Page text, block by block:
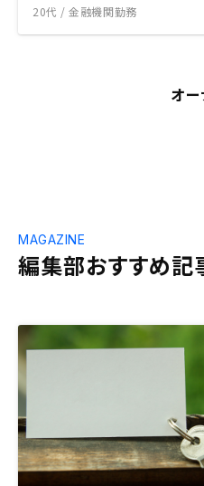
20代 / 金融機関勤務
オ
編集部おすすめ記
MAGAZINE